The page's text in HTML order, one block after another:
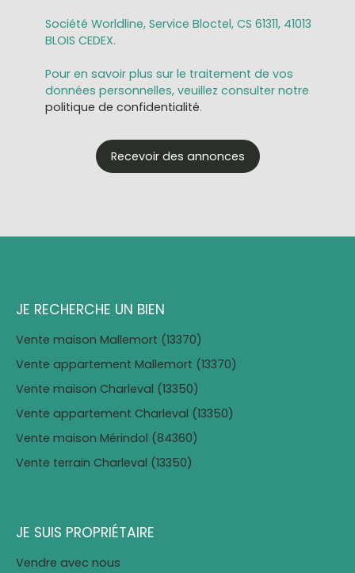
Société Worldline, Service Bloctel, CS 61311, 41013
BLOIS CEDEX.
Pour en savoir plus sur le traitement de vos
données personnelles, veuillez consulter notre
politique de confidentialité.
Recevoir des annonces
JE RECHERCHE UN BIEN
Vente maison Mallemort (13370)
Vente appartement Mallemort (13370)
Vente maison Charleval (13350)
Vente appartement Charleval (13350)
Vente maison Mérindol (84360)
Vente terrain Charleval (13350)
JE SUIS PROPRIÉTAIRE
Vendre avec nous